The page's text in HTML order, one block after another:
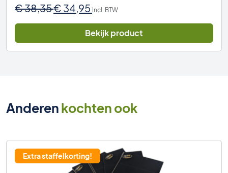
€38,35Oorspronkelijke
€ 38,35.
€ 34,95 Huidige
is:
€ 34,95.
Incl. BTW
Bekijk product
Anderenkochten ook
Extra staffelkorting!